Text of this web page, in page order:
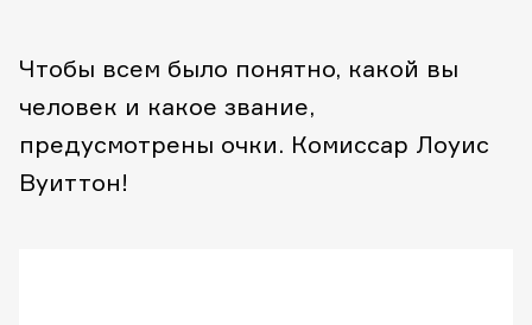
Чтобы всем было понятно, какой вы
человек и какое звание,
предусмотрены очки. Комиссар Лоуис
Вуиттон!